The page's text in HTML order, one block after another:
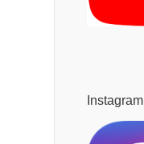
Instagram